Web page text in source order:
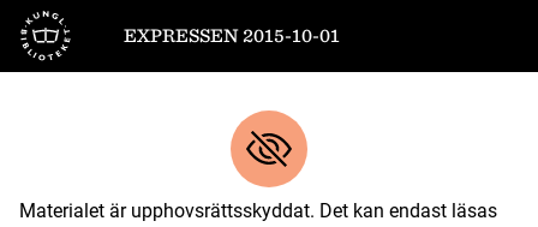
Till startsidan
EXPRESSEN 2015-10-01
Materialet är upphovsrättsskyddat. Det kan endast läsas